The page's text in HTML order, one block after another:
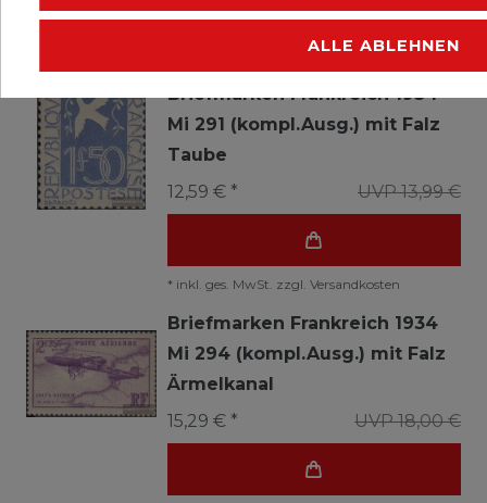
zzgl.Versandkosten
Briefmarken Frankreich 1934
Mi 291 (kompl.Ausg.) mit Falz
Taube
UVP 13,99 €
12,59 € *
* inkl. ges. MwSt. zzgl. Versandkosten
Briefmarken Frankreich 1934
Mi 294 (kompl.Ausg.) mit Falz
Ärmelkanal
UVP 18,00 €
15,29 € *
ALLE ABLEHNEN